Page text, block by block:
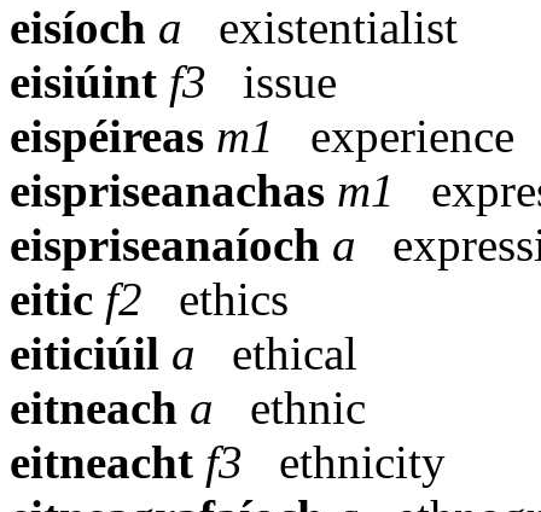
eisíoch a
existentialist
eisiúint f3
issue
eispéireas m1
experience
eispriseanachas m1
eispriseanaíoch a
eitic f2
ethics
eiticiúil a
ethical
eitneach a
ethnic
eitneacht f3
ethnicity